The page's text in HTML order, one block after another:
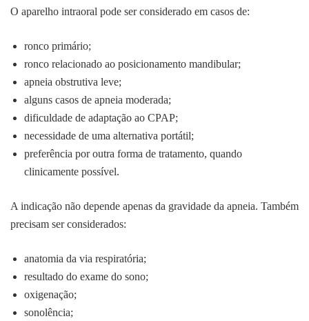
O aparelho intraoral pode ser considerado em casos de:
ronco primário;
ronco relacionado ao posicionamento mandibular;
apneia obstrutiva leve;
alguns casos de apneia moderada;
dificuldade de adaptação ao CPAP;
necessidade de uma alternativa portátil;
preferência por outra forma de tratamento, quando
clinicamente possível.
A indicação não depende apenas da gravidade da apneia. Também
precisam ser considerados:
anatomia da via respiratória;
resultado do exame do sono;
oxigenação;
sonolência;